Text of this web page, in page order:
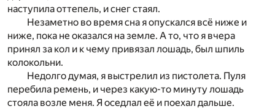
наступила оттепель, и снег стаял.
Незаметно во время сна я опускался всё ниже и
ниже, пока не оказался на земле. А то, что я вчера
принял за кол и к чему привязал лошадь, был шпиль
колокольни.
Недолго думая, я выстрелил из пистолета. Пуля
перебила ремень, и через какую-то минуту лошадь
стояла возле меня. Я оседлал её и поехал дальше.